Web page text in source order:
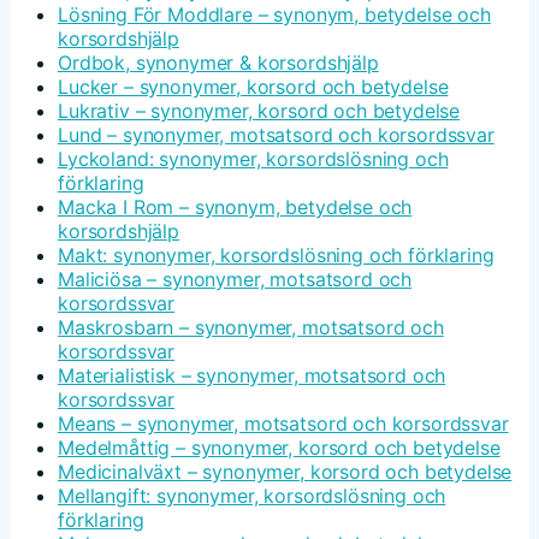
Lösning För Moddlare – synonym, betydelse och
korsordshjälp
Ordbok, synonymer & korsordshjälp
Lucker – synonymer, korsord och betydelse
Lukrativ – synonymer, korsord och betydelse
Lund – synonymer, motsatsord och korsordssvar
Lyckoland: synonymer, korsordslösning och
förklaring
Macka I Rom – synonym, betydelse och
korsordshjälp
Makt: synonymer, korsordslösning och förklaring
Maliciösa – synonymer, motsatsord och
korsordssvar
Maskrosbarn – synonymer, motsatsord och
korsordssvar
Materialistisk – synonymer, motsatsord och
korsordssvar
Means – synonymer, motsatsord och korsordssvar
Medelmåttig – synonymer, korsord och betydelse
Medicinalväxt – synonymer, korsord och betydelse
Mellangift: synonymer, korsordslösning och
förklaring